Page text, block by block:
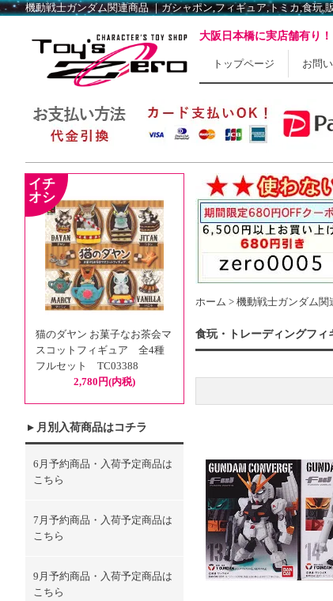
機動戦士ガンダム関連商品 ｜ガシャポン,フィギュア,トミカ,食玩,
大阪日本橋に実店舗有り！
トップページ お問
猫のダヤン お菓子なお茶会マ
スコットフィギュア 全4種
フルセット TC03388
2,780円(内税)
月別入荷商品はコチラ
6月予約商品・入荷予定商品は
こちら
7月予約商品・入荷予定商品は
こちら
9月予約商品・入荷予定商品は
こちら
ホーム > 機動戦士ガンダム関
食玩・トレーディングフィ